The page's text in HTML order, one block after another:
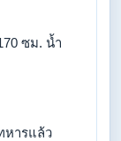
ซม. น้ำ
หารแล้ว